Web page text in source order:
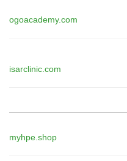
ogoacademy.com
isarclinic.com
myhpe.shop